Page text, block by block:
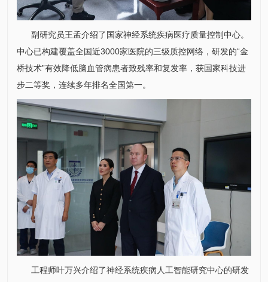
副研究员王孟介绍了国家神经系统疾病医疗质量控制中心。
中心已构建覆盖全国近3000家医院的三级质控网络，研发的“金
桥技术”有效降低脑血管病患者致残率和复发率，获国家科技进
步二等奖，连续多年排名全国第一。
工程师叶万兴介绍了神经系统疾病人工智能研究中心的研发